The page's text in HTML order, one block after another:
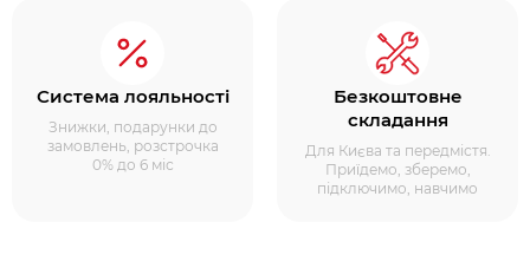
Система лояльності
Знижки, подарунки до
замовлень, розстрочка
0% до 6 міс
Безкоштовне
складання
Для Києва та передмістя.
Приїдемо, зберемо,
підключимо, навчимо